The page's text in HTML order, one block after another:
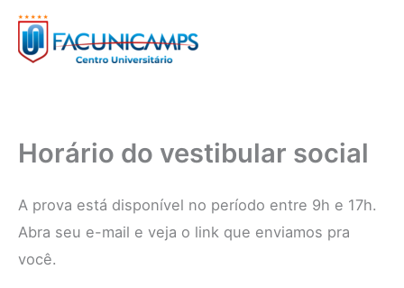
para
Horário do vestibular social
A prova está disponível no período entre 9h e 17h.
Abra seu e-mail e veja o link que enviamos pra
você.